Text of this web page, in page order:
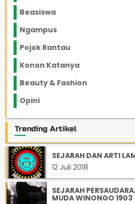
Beasiswa
Ngampus
Pojok Rantau
Konon Katanya
Beauty & Fashion
Opini
Trending Artikel
SEJARAH DAN ARTI
12 Juli 2018
SEJARAH
MUDA WINONGO 1903